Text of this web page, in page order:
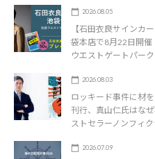
2026.08.05
【石田衣良サインカ
袋本店で8月22日開
ウエストゲートパーク
2026.08.03
ロッキード事件に材
刊行、真山仁氏はな
ストセラーノンフィ
2026.07.09